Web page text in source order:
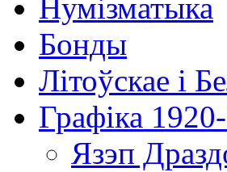
Нумізматыка
Бонды
Літоўскае і
Графіка
Язэп